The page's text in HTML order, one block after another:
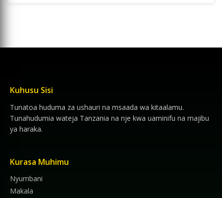
Kuhusu Sisi
Tunatoa huduma za ushauri na msaada wa kitaalamu.
Tunahudumia wateja Tanzania na nje kwa uaminifu na majibu
ya haraka.
Kurasa Muhimu
Nyumbani
Makala